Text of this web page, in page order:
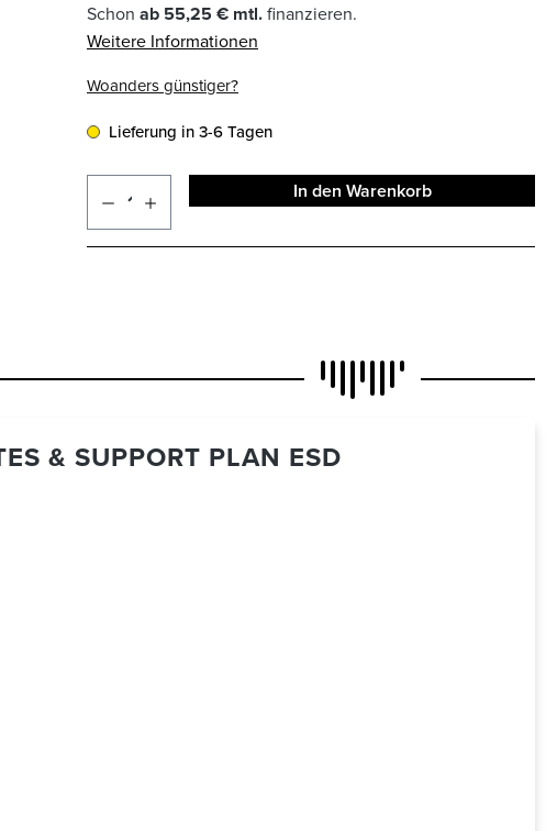
Schon ab 55,25 € mtl.finanzieren.
Weitere Informationen
Woanders günstiger?
Lieferung in 3-6 Tagen
In den Warenkorb
& SUPPORT PLAN ESD